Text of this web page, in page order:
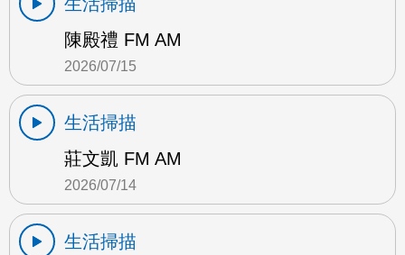
陳殿禮 FM AM
2026/07/15
生活掃描
莊文凱 FM AM
2026/07/14
生活掃描